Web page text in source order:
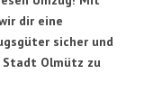
dir eine
sicher und
Stadt Olmütz zu